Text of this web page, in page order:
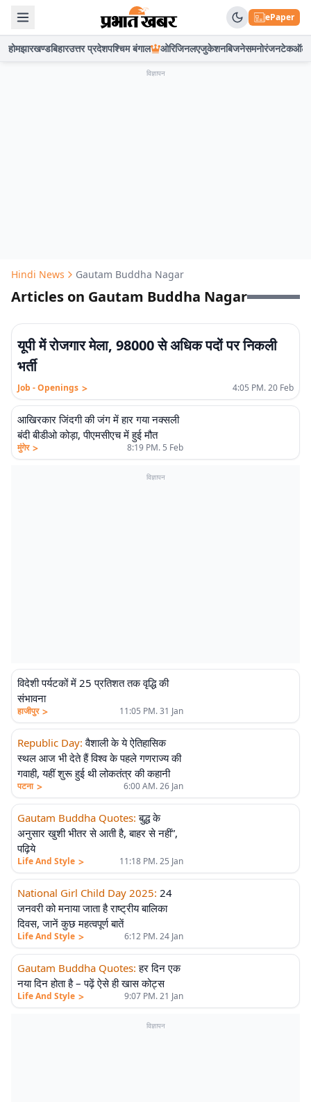
ePaper
होमझारखण्डबिहारउत्तर प्रदेशपश्चिम बंगाल ओरिजिनलएजुकेशनबिजनेसमनोरंजनटेकऑटो
विज्ञापन
Hindi News Gautam Buddha Nagar
Articles on Gautam Buddha Nagar
यूपी में रोजगार मेला, 98000 से अधिक पदों पर निकली
भर्ती
Job - Openings > 4:05 PM. 20 Feb
आखिरकार जिंदगी की जंग में हार गया नक्सली
बंदी बीडीओ कोड़ा, पीएमसीएच में हुई मौत
मुंगेर > 8:19 PM. 5 Feb
विज्ञापन
विदेशी पर्यटकों में 25 प्रतिशत तक वृद्धि की
संभावना
हाजीपुर > 11:05 PM. 31 Jan
Republic Day: वैशाली के ये ऐतिहासिक
स्थल आज भी देते हैं विश्व के पहले गणराज्य की
गवाही, यहीं शुरू हुई थी लोकतंत्र की कहानी
पटना > 6:00 AM. 26 Jan
Gautam Buddha Quotes: बुद्ध के
अनुसार खुशी भीतर से आती है, बाहर से नहीं”,
पढ़िये
Life And Style > 11:18 PM. 25 Jan
National Girl Child Day 2025: 24
जनवरी को मनाया जाता है राष्ट्रीय बालिका
दिवस, जानें कुछ महत्वपूर्ण बातें
Life And Style > 6:12 PM. 24 Jan
Gautam Buddha Quotes: हर दिन एक
नया दिन होता है – पढ़ें ऐसे ही खास कोट्स
Life And Style > 9:07 PM. 21 Jan
विज्ञापन